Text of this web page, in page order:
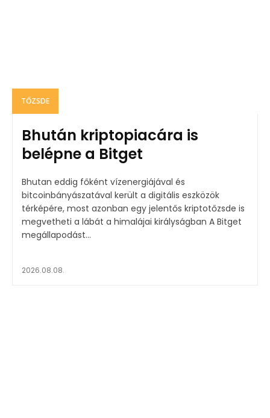
TŐZSDE
Bhután kriptopiacára is
belépne a Bitget
Bhutan eddig főként vízenergiájával és
bitcoinbányászatával került a digitális eszközök
térképére, most azonban egy jelentős kriptotőzsde is
megvetheti a lábát a himalájai királyságban A Bitget
megállapodást...
2026.08.08.